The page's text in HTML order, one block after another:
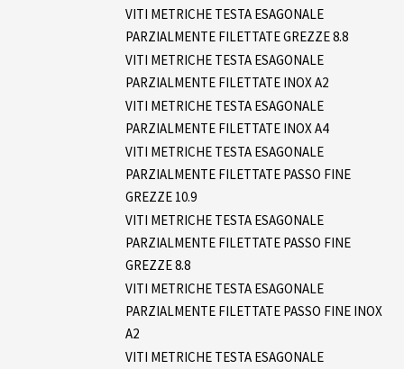
VITI METRICHE TESTA ESAGONALE
PARZIALMENTE FILETTATE GREZZE 8.8
VITI METRICHE TESTA ESAGONALE
PARZIALMENTE FILETTATE INOX A2
VITI METRICHE TESTA ESAGONALE
PARZIALMENTE FILETTATE INOX A4
VITI METRICHE TESTA ESAGONALE
PARZIALMENTE FILETTATE PASSO FINE
GREZZE 10.9
VITI METRICHE TESTA ESAGONALE
PARZIALMENTE FILETTATE PASSO FINE
GREZZE 8.8
VITI METRICHE TESTA ESAGONALE
PARZIALMENTE FILETTATE PASSO FINE INOX
A2
VITI METRICHE TESTA ESAGONALE